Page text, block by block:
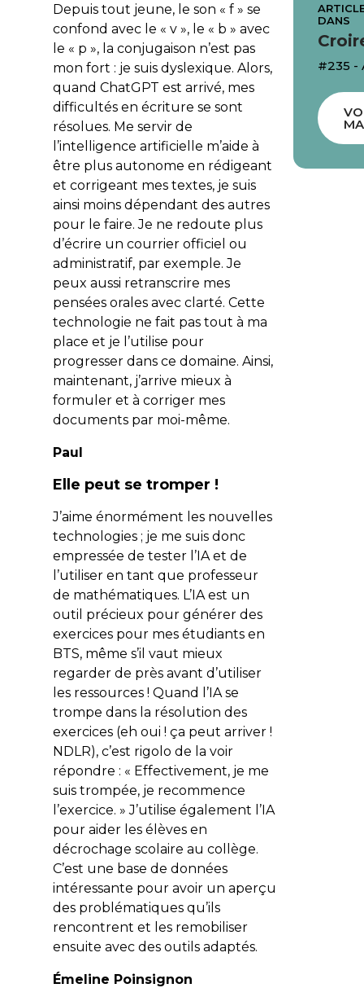
Depuis tout jeune, le son « f » se
confond avec le « v », le « b » avec
le « p », la conjugaison n’est pas
mon fort : je suis dyslexique. Alors,
quand ChatGPT est arrivé, mes
difficultés en écriture se sont
résolues. Me servir de
l’intelligence artificielle m’aide à
être plus autonome en rédigeant
et corrigeant mes textes, je suis
ainsi moins dépendant des autres
pour le faire. Je ne redoute plus
d’écrire un courrier officiel ou
administratif, par exemple. Je
peux aussi retranscrire mes
pensées orales avec clarté. Cette
technologie ne fait pas tout à ma
place et je l’utilise pour
progresser dans ce domaine. Ainsi,
maintenant, j’arrive mieux à
formuler et à corriger mes
documents par moi-même.
Paul
Elle peut se tromper !
J’aime énormément les nouvelles
technologies ; je me suis donc
empressée de tester l’IA et de
l’utiliser en tant que professeur
de mathématiques. L’IA est un
outil précieux pour générer des
exercices pour mes étudiants en
BTS, même s’il vaut mieux
regarder de près avant d’utiliser
les ressources ! Quand l’IA se
trompe dans la résolution des
exercices (eh oui ! ça peut arriver !
NDLR), c’est rigolo de la voir
répondre : « Effectivement, je me
suis trompée, je recommence
l’exercice. » J’utilise également l’IA
pour aider les élèves en
décrochage scolaire au collège.
C’est une base de données
intéressante pour avoir un aperçu
des problématiques qu’ils
rencontrent et les remobiliser
ensuite avec des outils adaptés.
Émeline Poinsignon
DANS
#235 -